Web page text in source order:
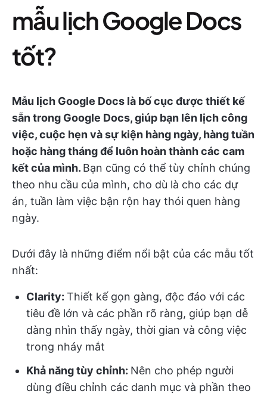
mẫu lịch Google Docs
tốt?
Mẫu lịch Google Docs là bố cục được thiết kế
sẵn trong Google Docs, giúp bạn lên lịch công
việc, cuộc hẹn và sự kiện hàng ngày, hàng tuần
hoặc hàng tháng để luôn hoàn thành các cam
kết của mình. Bạn cũng có thể tùy chỉnh chúng
theo nhu cầu của mình, cho dù là cho các dự
án, tuần làm việc bận rộn hay thói quen hàng
ngày.
Dưới đây là những điểm nổi bật của các mẫu tốt
nhất:
Clarity: Thiết kế gọn gàng, độc đáo với các
tiêu đề lớn và các phần rõ ràng, giúp bạn dễ
dàng nhìn thấy ngày, thời gian và công việc
trong nháy mắt
Khả năng tùy chỉnh: Nên cho phép người
dùng điều chỉnh các danh mục và phần theo